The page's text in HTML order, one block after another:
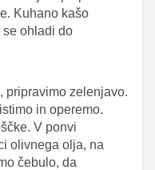
Kuhano kašo
se ohladi do
pripravimo zelenjavo.
in operemo.
V ponvi
olivnega olja, na
čebulo, da